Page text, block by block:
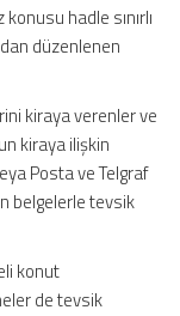
hadle sınırlı
düzenlenen
kiraya verenler ve
kiraya ilişkin
Posta ve Telgraf
belgelerle tevsik
konut
de tevsik